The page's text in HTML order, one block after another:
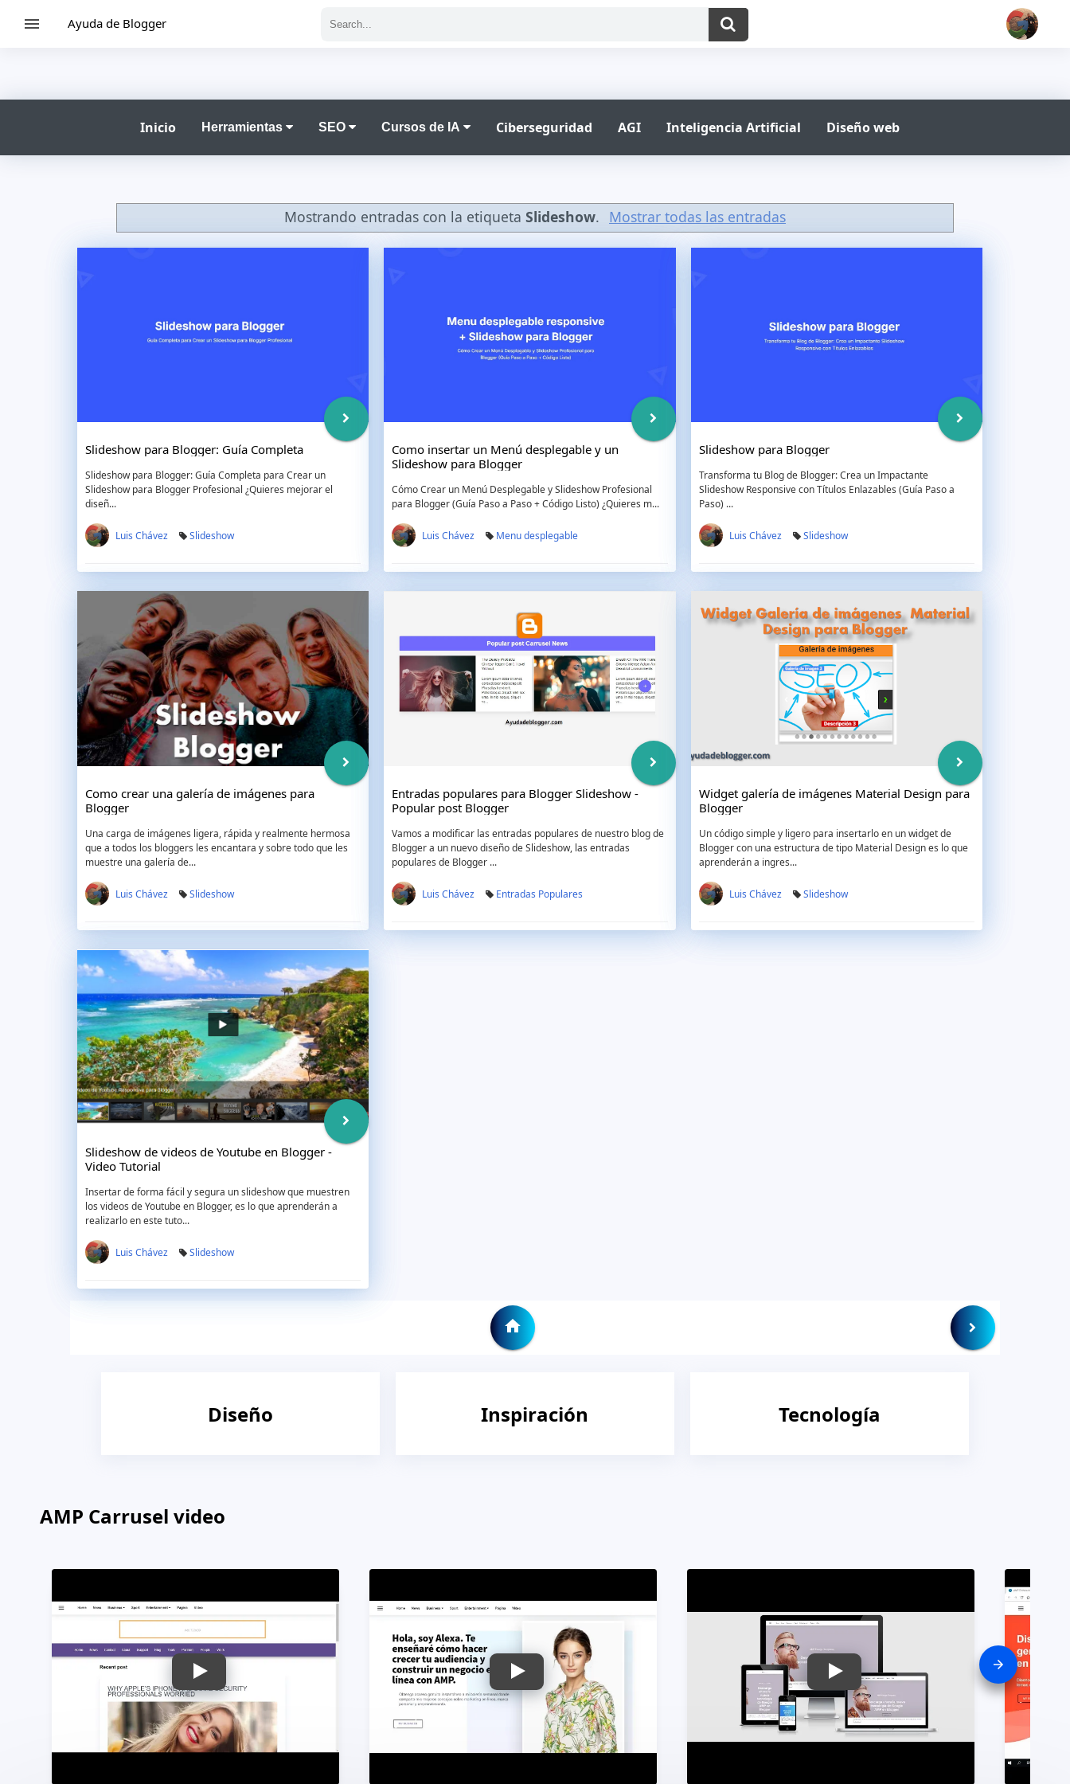
Ayuda de Blogger
Inicio Herramientas SEO Cursos de IA Ciberseguridad AGI Inteligencia Artificial Diseño web
Mostrando entradas con la etiqueta Slideshow. Mostrar todas las entradas
Slideshow para Blogger: Guía Completa
Slideshow para Blogger: Guía Completa para Crear un
Slideshow para Blogger Profesional ¿Quieres mejorar el
diseñ...
Luis Chávez Slideshow
Como insertar un Menú desplegable y un
Slideshow para Blogger
Cómo Crear un Menú Desplegable y Slideshow Profesional
para Blogger (Guía Paso a Paso + Código Listo) ¿Quieres m...
Luis Chávez Menu desplegable
Slideshow para Blogger
Transforma tu Blog de Blogger: Crea un Impactante
Slideshow Responsive con Títulos Enlazables (Guía Paso a
Paso) ...
Luis Chávez Slideshow
Como crear una galería de imágenes para
Blogger
Una carga de imágenes ligera, rápida y realmente hermosa
que a todos los bloggers les encantara y sobre todo que les
muestre una galería de...
Luis Chávez Slideshow
Entradas populares para Blogger Slideshow -
Popular post Blogger
Vamos a modificar las entradas populares de nuestro blog de
Blogger a un nuevo diseño de Slideshow, las entradas
populares de Blogger ...
Luis Chávez Entradas Populares
Widget galería de imágenes Material Design para
Blogger
Un código simple y ligero para insertarlo en un widget de
Blogger con una estructura de tipo Material Design es lo que
aprenderán a ingres...
Luis Chávez Slideshow
Slideshow de videos de Youtube en Blogger -
Video Tutorial
Insertar de forma fácil y segura un slideshow que muestren
los videos de Youtube en Blogger, es lo que aprenderán a
realizarlo en este tuto...
Luis Chávez Slideshow
Diseño Inspiración Tecnología
AMP Carrusel video